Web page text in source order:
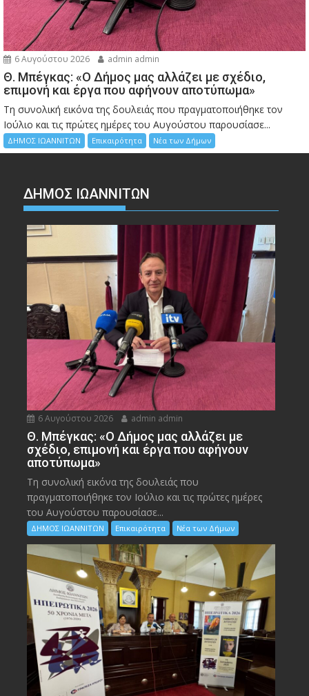
6 Αυγούστου 2026 admin admin
Θ. Μπέγκας: «Ο Δήμος μας αλλάζει με σχέδιο,
επιμονή και έργα που αφήνουν αποτύπωμα»
Τη συνολική εικόνα της δουλειάς που πραγματοποιήθηκε τον
Ιούλιο και τις πρώτες ημέρες του Αυγούστου παρουσίασε...
ΔΗΜΟΣ ΙΩΑΝΝΙΤΩΝ Επικαιρότητα Νέα των Δήμων
ΔΗΜΟΣ ΙΩΑΝΝΙΤΩΝ
6 Αυγούστου 2026 admin admin
Θ. Μπέγκας: «Ο Δήμος μας αλλάζει με
σχέδιο, επιμονή και έργα που αφήνουν
αποτύπωμα»
Τη συνολική εικόνα της δουλειάς που
πραγματοποιήθηκε τον Ιούλιο και τις πρώτες ημέρες
του Αυγούστου παρουσίασε...
ΔΗΜΟΣ ΙΩΑΝΝΙΤΩΝ Επικαιρότητα Νέα των Δήμων